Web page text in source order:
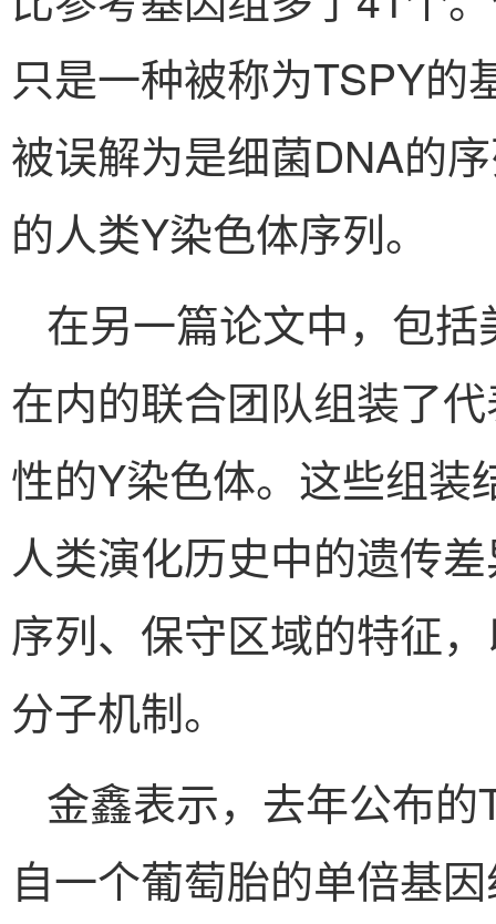
只是一种被称为TSPY的
被误解为是细菌DNA的
的人类Y染色体序列。
在另一篇论文中，包
在内的联合团队组装了
性的Y染色体。这些组装
人类演化历史中的遗传
序列、保守区域的特征
分子机制。
金鑫表示，去年公布
自一个葡萄胎的单倍基